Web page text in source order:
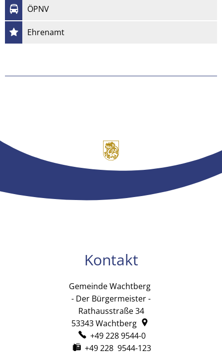
ÖPNV
Ehrenamt
Kontakt
Gemeinde Wachtberg
- Der Bürgermeister -
Rathausstraße 34
53343Wachtberg
+49 228 9544-0
+49 228 9544-123